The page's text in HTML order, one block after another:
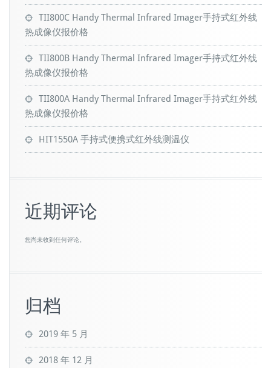
TII800C Handy Thermal Infrared Imager手持式红外线
热成像仪报价格
TII800B Handy Thermal Infrared Imager手持式红外线
热成像仪报价格
TII800A Handy Thermal Infrared Imager手持式红外线
热成像仪报价格
HIT1550A 手持式便携式红外线测温仪
近期评论
您尚未收到任何评论。
归档
2019 年 5 月
2018 年 12 月